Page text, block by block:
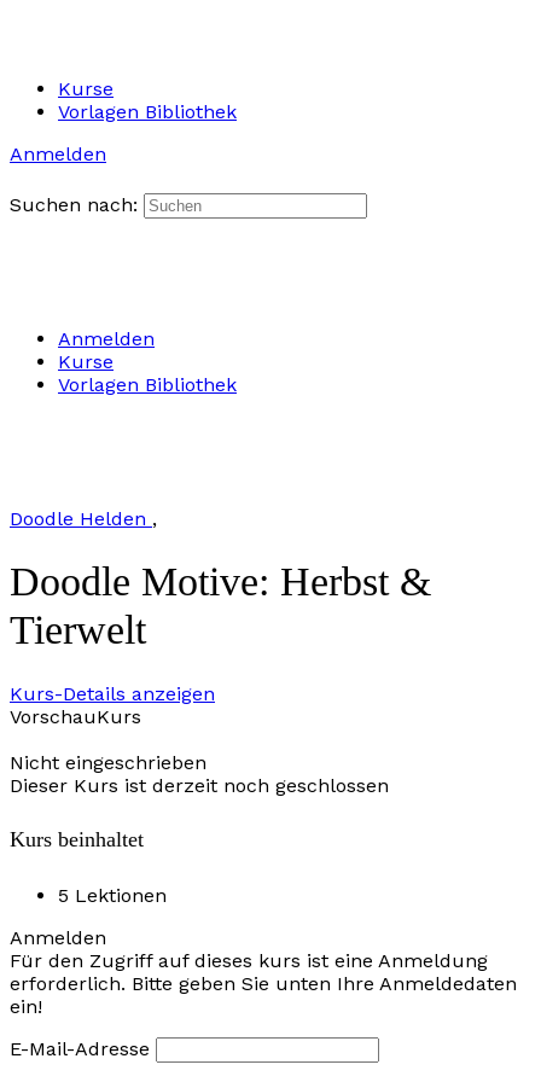
Kurse
Vorlagen Bibliothek
Anmelden
Suchen nach:
Anmelden
Kurse
Vorlagen Bibliothek
Doodle Helden ,
Doodle Motive: Herbst &
Tierwelt
Kurs-Details anzeigen
VorschauKurs
Nicht eingeschrieben
Dieser Kurs ist derzeit noch geschlossen
Kurs beinhaltet
5 Lektionen
Anmelden
Für den Zugriff auf dieses kurs ist eine Anmeldung
erforderlich. Bitte geben Sie unten Ihre Anmeldedaten
ein!
E-Mail-Adresse